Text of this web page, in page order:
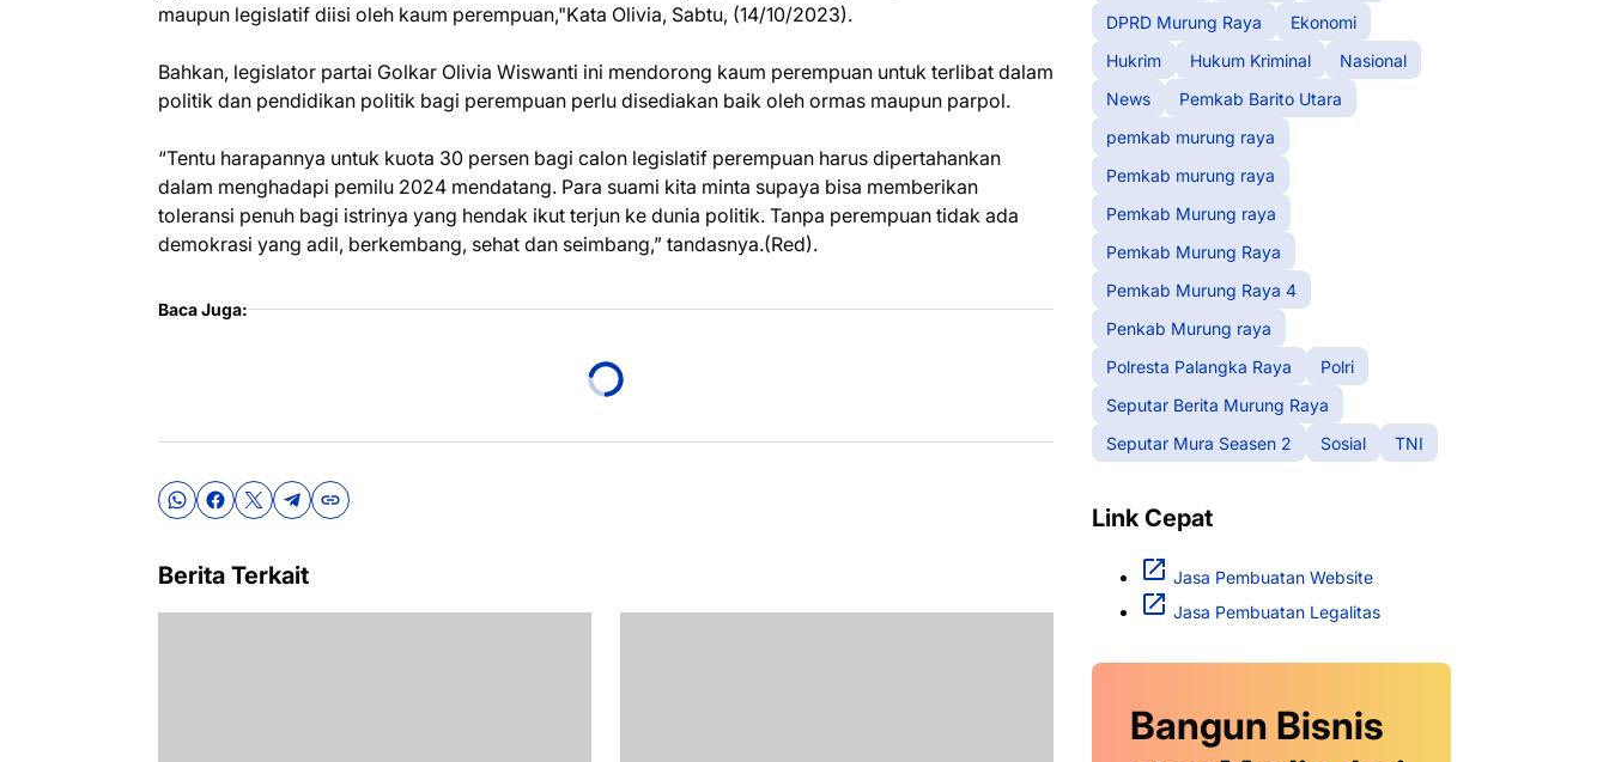
maupun legislatif diisi oleh kaum perempuan,"Kata Olivia, Sabtu, (14/10/2023).
Bahkan, legislator partai Golkar Olivia Wiswanti ini mendorong kaum perempuan untuk terlibat dalam
politik dan pendidikan politik bagi perempuan perlu disediakan baik oleh ormas maupun parpol.
“Tentu harapannya untuk kuota 30 persen bagi calon legislatif perempuan harus dipertahankan
dalam menghadapi pemilu 2024 mendatang. Para suami kita minta supaya bisa memberikan
toleransi penuh bagi istrinya yang hendak ikut terjun ke dunia politik. Tanpa perempuan tidak ada
demokrasi yang adil, berkembang, sehat dan seimbang,” tandasnya.(Red).
Baca Juga:
Berita Terkait
DPRD Murung Raya
Ekonomi
Hukrim
Hukum Kriminal
Nasional
News
Pemkab Barito Utara
pemkab murung raya
Pemkab murung raya
Pemkab Murung raya
Pemkab Murung Raya
Pemkab Murung Raya 4
Penkab Murung raya
Polresta Palangka Raya
Polri
Seputar Berita Murung Raya
Seputar Mura Seasen 2
Sosial TNI
Link Cepat
Jasa Pembuatan Website
Jasa Pembuatan Legalitas
Bangun Bisnis